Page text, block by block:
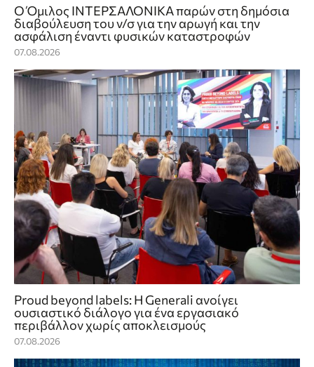
Ο Όμιλος ΙΝΤΕΡΣΑΛΟΝΙΚΑ παρών στη δημόσια
διαβούλευση του ν/σ για την αρωγή και την
ασφάλιση έναντι φυσικών καταστροφών
07.08.2026
Proud beyond labels: Η Generali ανοίγει
ουσιαστικό διάλογο για ένα εργασιακό
περιβάλλον χωρίς αποκλεισμούς
07.08.2026